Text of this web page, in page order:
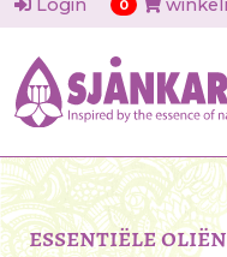
Login 0
essentiële oliën